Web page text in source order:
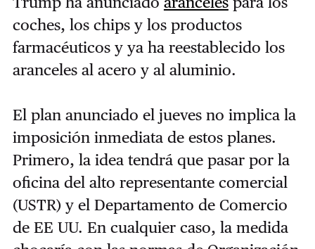
coches, los chips y los productos
farmacéuticos y ya ha reestablecido los
aranceles al acero y al aluminio.
El plan anunciado el jueves no implica la
imposición inmediata de estos planes.
Primero, la idea tendrá que pasar por la
oficina del alto representante comercial
(USTR) y el Departamento de Comercio
de EE UU. En cualquier caso, la medida